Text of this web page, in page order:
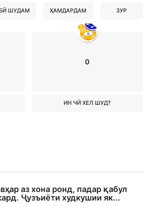
ШУДАМ ҲАМДАРДАМ ЗУР
0
ИН ЧӢ ХЕЛ ШУД?
аз хона ронд, падар қабул
Ҷузъиёти худкушии як...